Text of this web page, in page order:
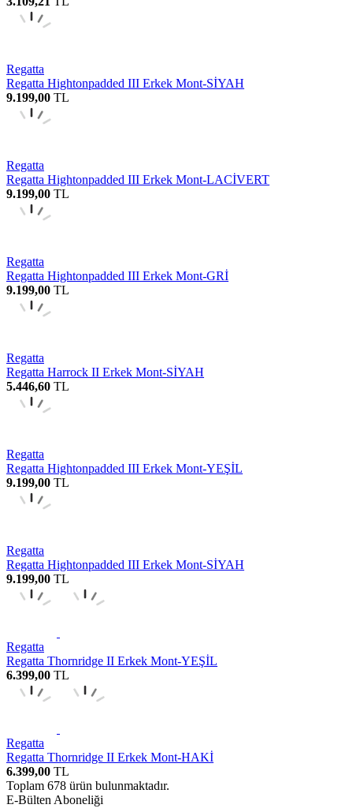
Regatta
Regatta Hightonpadded III Erkek Mont-SİYAH
9.199,00 TL
Regatta
Regatta Hightonpadded III Erkek Mont-LACİVERT
9.199,00 TL
Regatta
Regatta Hightonpadded III Erkek Mont-GRİ
9.199,00 TL
Regatta
Regatta Harrock II Erkek Mont-SİYAH
5.446,60 TL
Regatta
Regatta Hightonpadded III Erkek Mont-YEŞİL
9.199,00 TL
Regatta
Regatta Hightonpadded III Erkek Mont-SİYAH
9.199,00 TL
Regatta
Regatta Thornridge II Erkek Mont-YEŞİL
6.399,00 TL
Regatta
Regatta Thornridge II Erkek Mont-HAKİ
6.399,00 TL
Toplam 678 ürün bulunmaktadır.
E-Bülten Aboneliği